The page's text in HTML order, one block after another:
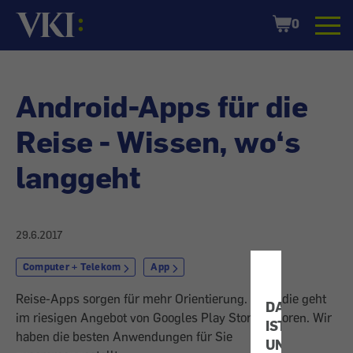
IST
UNS
Startseite
Shopping
Cart
0
Android-Apps für die
Reise - Wissen, wo‘s
langgeht
29.6.2017
Computer + Telekom App
Reise-Apps sorgen für mehr Orientierung. Doch die geht
im riesigen Angebot von Googles Play Store verloren. Wir
haben die besten Anwendungen für Sie